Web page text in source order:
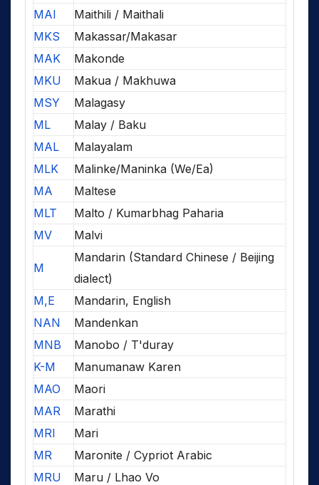
MAI
Maithili / Maithali
MKS
Makassar/Makasar
MAK
Makonde
MKU
Makua / Makhuwa
MSY
Malagasy
ML
Malay / Baku
MAL
Malayalam
MLK
Malinke/Maninka (We/Ea)
MA
Maltese
MLT
Malto / Kumarbhag Paharia
MV
Malvi
M
Mandarin (Standard Chinese / Beijing
dialect)
M,E
Mandarin, English
NAN
Mandenkan
MNB
Manobo / T'duray
K-M
Manumanaw Karen
MAO
Maori
MAR
Marathi
MRI
Mari
MR
Maronite / Cypriot Arabic
MRU
Maru / Lhao Vo